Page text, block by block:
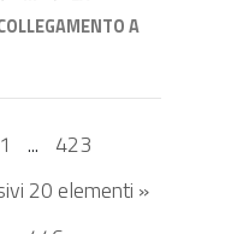
A
20 elementi »
1 ... 423